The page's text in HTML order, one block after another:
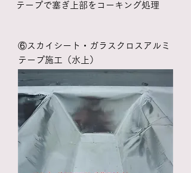
テープで塞ぎ上部をコーキング処理
​⑥スカイシート・ガラスクロスアルミ
テープ施工（水上）